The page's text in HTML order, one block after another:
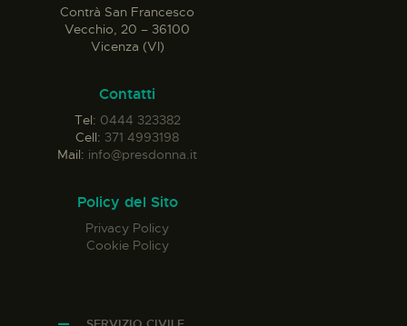
Contrà San Francesco
Vecchio, 20 – 36100
Vicenza (VI)
Contatti
Tel: 0444 323382
Cell: 371 4993198
Mail: info@presdonna.it
Policy del Sito
Privacy Policy
Cookie Policy